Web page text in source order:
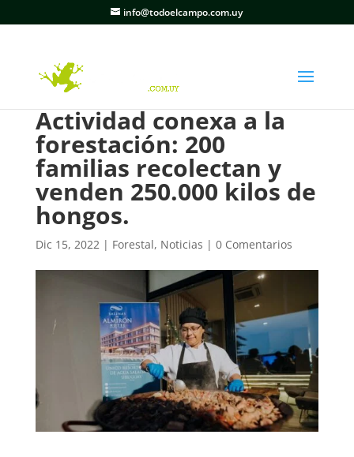
info@todoelcampo.com.uy
Actividad conexa a la
forestación: 200
familias recolectan y
venden 250.000 kilos de
hongos.
Dic 15, 2022| Forestal, Noticias | 0 Comentarios